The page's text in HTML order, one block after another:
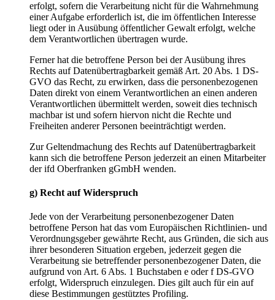
erfolgt, sofern die Verarbeitung nicht für die Wahrnehmung
einer Aufgabe erforderlich ist, die im öffentlichen Interesse
liegt oder in Ausübung öffentlicher Gewalt erfolgt, welche
dem Verantwortlichen übertragen wurde.
Ferner hat die betroffene Person bei der Ausübung ihres
Rechts auf Datenübertragbarkeit gemäß Art. 20 Abs. 1 DS-
GVO das Recht, zu erwirken, dass die personenbezogenen
Daten direkt von einem Verantwortlichen an einen anderen
Verantwortlichen übermittelt werden, soweit dies technisch
machbar ist und sofern hiervon nicht die Rechte und
Freiheiten anderer Personen beeinträchtigt werden.
Zur Geltendmachung des Rechts auf Datenübertragbarkeit
kann sich die betroffene Person jederzeit an einen Mitarbeiter
der ifd Oberfranken gGmbH wenden.
g) Recht auf Widerspruch
Jede von der Verarbeitung personenbezogener Daten
betroffene Person hat das vom Europäischen Richtlinien- und
Verordnungsgeber gewährte Recht, aus Gründen, die sich aus
ihrer besonderen Situation ergeben, jederzeit gegen die
Verarbeitung sie betreffender personenbezogener Daten, die
aufgrund von Art. 6 Abs. 1 Buchstaben e oder f DS-GVO
erfolgt, Widerspruch einzulegen. Dies gilt auch für ein auf
diese Bestimmungen gestütztes Profiling.